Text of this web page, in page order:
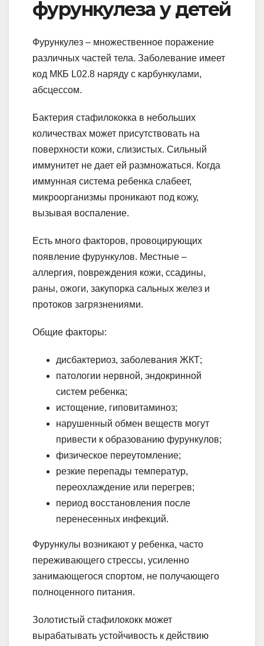
фурункулеза у детей
Фурункулез – множественное поражение
различных частей тела. Заболевание имеет
код МКБ L02.8 наряду с карбункулами,
абсцессом.
Бактерия стафилококка в небольших
количествах может присутствовать на
поверхности кожи, слизистых. Сильный
иммунитет не дает ей размножаться. Когда
иммунная система ребенка слабеет,
микроорганизмы проникают под кожу,
вызывая воспаление.
Есть много факторов, провоцирующих
появление фурункулов. Местные –
аллергия, повреждения кожи, ссадины,
раны, ожоги, закупорка сальных желез и
протоков загрязнениями.
Общие факторы:
дисбактериоз, заболевания ЖКТ;
патологии нервной, эндокринной
систем ребенка;
истощение, гиповитаминоз;
нарушенный обмен веществ могут
привести к образованию фурункулов;
физическое переутомление;
резкие перепады температур,
переохлаждение или перегрев;
период восстановления после
перенесенных инфекций.
Фурункулы возникают у ребенка, часто
переживающего стрессы, усиленно
занимающегося спортом, не получающего
полноценного питания.
Золотистый стафилококк может
вырабатывать устойчивость к действию